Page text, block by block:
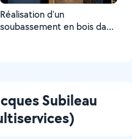
Réalisation d'un
soubassement en bois dans
Subileau